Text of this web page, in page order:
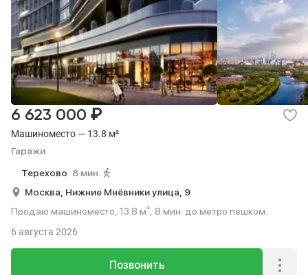
Машиноместо — 13.8 м²
Гаражи
6 623 000 ₽
Терехово 8 мин.
Москва, Нижние Мнёвники улица, 9
Продаю машиноместо, 13.8 м², 8 мин. до метро пешком.
Позвонить
6 августа 2026